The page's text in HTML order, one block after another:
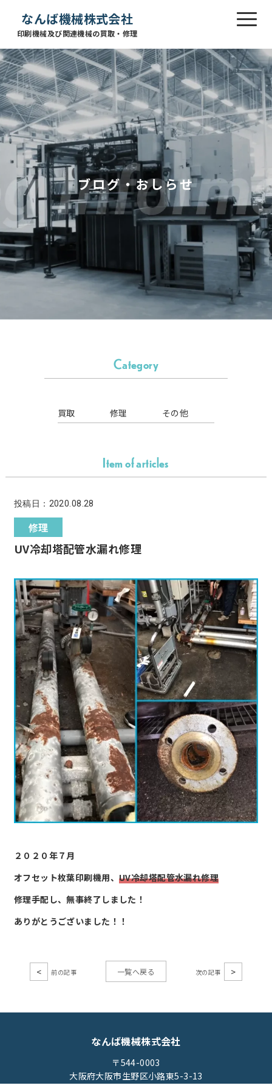
なんば機械株式会社
印刷機械及び関連機械の買取・修理
ブログ・おしらせ
Category
買取 修理 その他
Item of articles
投稿日：2020.08.28
修理
UV冷却塔配管水漏れ修理
２０２０年７月
オフセット枚葉印刷機用、 UV冷却塔配管水漏れ修理
修理手配し、無事終了しました！
ありがとうございました！！
< 一覧へ戻る >
なんば機械株式会社
〒544-0003
大阪府大阪市生野区小路東5-3-13